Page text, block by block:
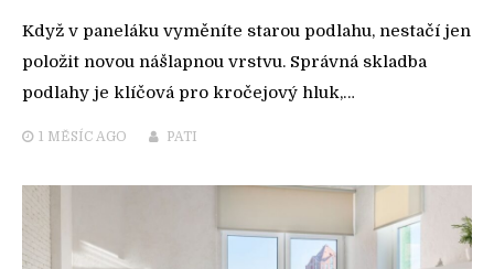
Když v paneláku vyměníte starou podlahu, nestačí jen
položit novou nášlapnou vrstvu. Správná skladba
podlahy je klíčová pro kročejový hluk,…
1 MĚSÍC AGO PATI